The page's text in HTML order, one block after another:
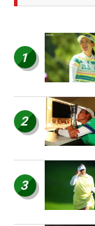
1
2
3